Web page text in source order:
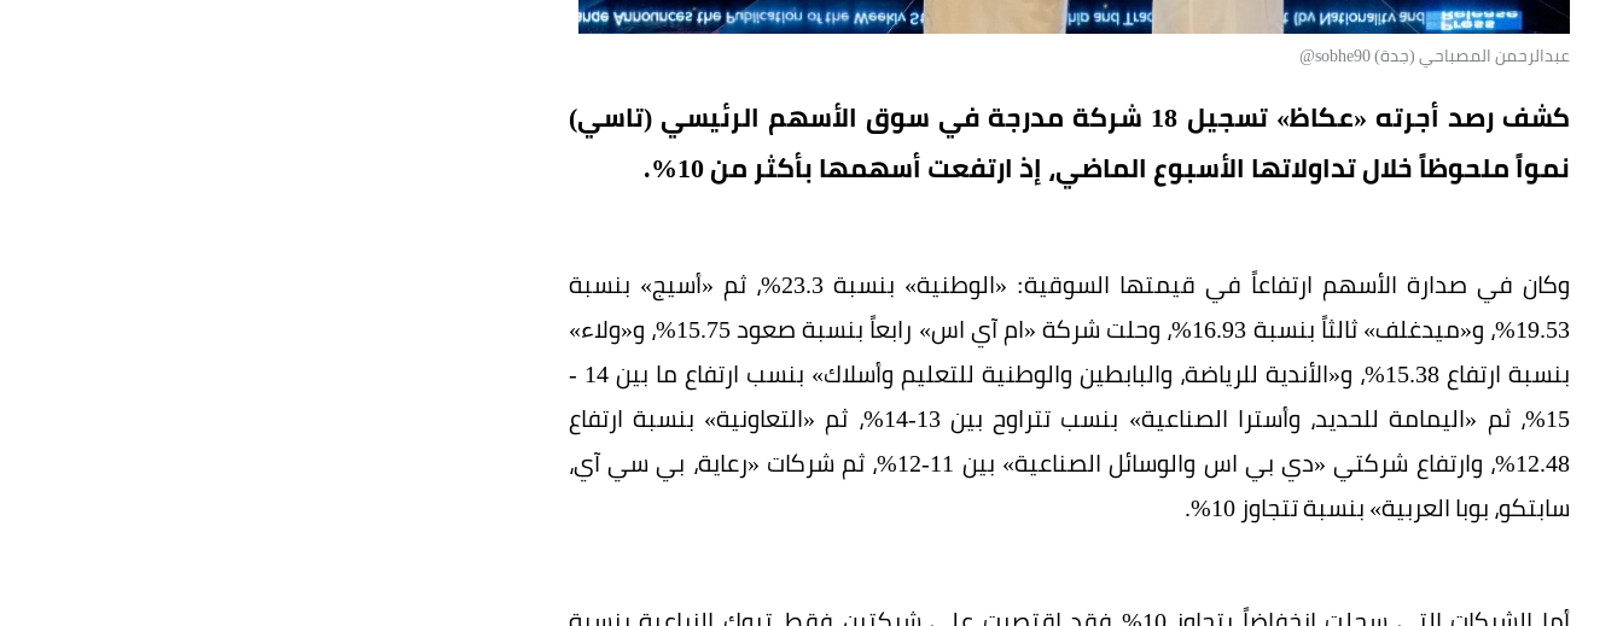
عبدالرحمن المصباحي (جدة) sobhe90@
كشف رصد أجرته «عكاظ» تسجيل 18 شركة مدرجة في سوق الأسهم الرئيسي (تاسي)
نمواً ملحوظاً خلال تداولاتها الأسبوع الماضي، إذ ارتفعت أسهمها بأكثر من 10%.
وكان في صدارة الأسهم ارتفاعاً في قيمتها السوقية: «الوطنية» بنسبة 23.3%، ثم «أسيج» بنسبة
19.53%، و«ميدغلف» ثالثاً بنسبة 16.93%، وحلت شركة «ام آي اس» رابعاً بنسبة صعود 15.75%، و«ولاء»
بنسبة ارتفاع 15.38%، و«الأندية للرياضة، والبابطين والوطنية للتعليم وأسلاك» بنسب ارتفاع ما بين 14 -
15%، ثم «اليمامة للحديد، وأسترا الصناعية» بنسب تتراوح بين 13-14%، ثم «التعاونية» بنسبة ارتفاع
12.48%، وارتفاع شركتي «دي بي اس والوسائل الصناعية» بين 11-12%، ثم شركات «رعاية، بي سي آي،
سابتكو، بوبا العربية» بنسبة تتجاوز 10%.